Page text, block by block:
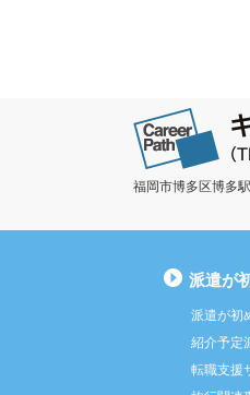
福岡市博多区博多
派遣が
派遣が初
紹介予定
転職支援